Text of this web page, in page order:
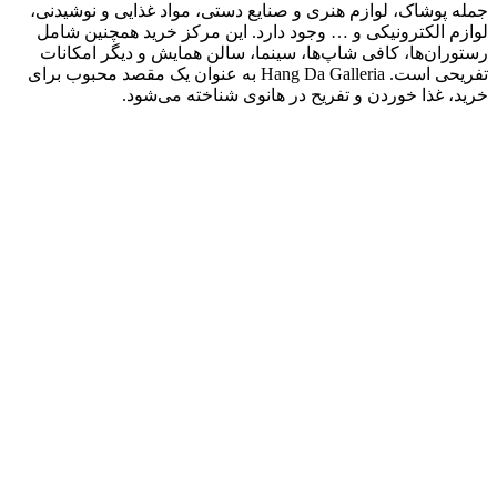
جمله پوشاک، لوازم هنری و صنایع دستی، مواد غذایی و نوشیدنی،
لوازم الکترونیکی و … وجود دارد. این مرکز خرید همچنین شامل
رستوران‌ها، کافی شاپ‌ها، سینما، سالن همایش و دیگر امکانات
تفریحی است.
Hang Da Galleria به عنوان یک مقصد محبوب برای
خرید، غذا خوردن و تفریح در هانوی شناخته می‌شود.